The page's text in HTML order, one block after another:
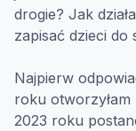
drogie? Jak
zapisać dzieci do
Najpierw
roku otworzyłam
2023 roku